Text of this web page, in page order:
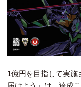
1億円を目指して実施
届けよう」は、達成